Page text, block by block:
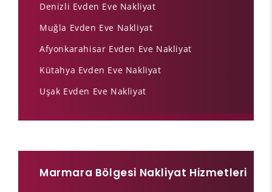
Denizli Evden Eve Nakliyat
Muğla Evden Eve Nakliyat
Afyonkarahisar Evden Eve Nakliyat
Kütahya Evden Eve Nakliyat
Uşak Evden Eve Nakliyat
Marmara Bölgesi Nakliyat Hizmetleri